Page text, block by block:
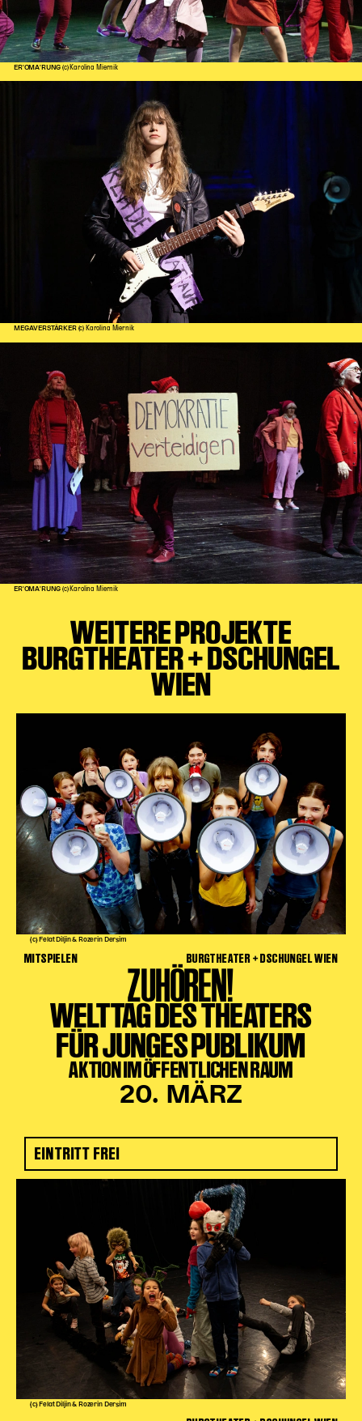
ER'OMA'RUNG(c) Karolina Miernik
MEGAVERSTÄRKER (c) Karolina Miernik
ER'OMA'RUNG(c) Karolina Miernik
WEITERE PROJEKTE
BURGTHEATER + DSCHUNGEL
WIEN
(c) Felat Diljin & Rozerin Dersim
MITSPIELEN BURGTHEATER + DSCHUNGEL WIEN
ZUHÖREN!
WELTTAG DES THEATERS
FÜR JUNGES PUBLIKUM
AKTION IM ÖFFENTLICHEN RAUM
20. MÄRZ
EINTRITT FREI
(c) Felat Diljin & Rozerin Dersim